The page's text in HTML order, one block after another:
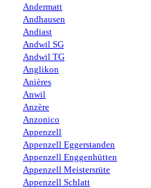
Andermatt
Andhausen
Andiast
Andwil SG
Andwil TG
Anglikon
Anières
Anwil
Anzère
Anzonico
Appenzell
Appenzell Eggerstanden
Appenzell Enggenhütten
Appenzell Meistersrüte
Appenzell Schlatt